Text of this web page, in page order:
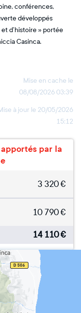
conférences,
développés
d’histoire » portée
Casinca.
Mise en cache le
08/08/2026 03:39
à jour le 20/05/2026
15:12
par la
3 320€
10 790€
14 110€